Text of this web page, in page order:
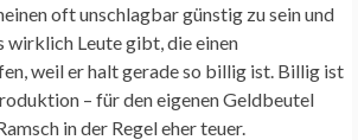
oft unschlagbar günstig zu sein und
wirklich Leute gibt, die einen
weil er halt gerade so billig ist. Billig ist
– für den eigenen Geldbeutel
in der Regel eher teuer.